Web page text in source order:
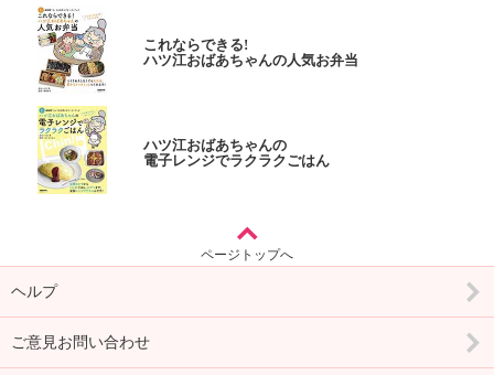
これならできる!
ハツ江おばあちゃんの人気お弁当
ハツ江おばあちゃんの
電子レンジでラクラクごはん
ページトップへ
ヘルプ
ご意見お問い合わせ